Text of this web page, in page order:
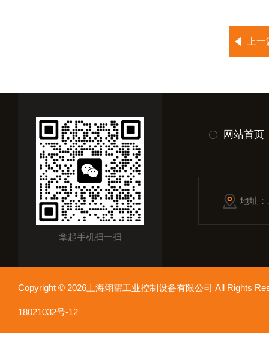
上
拿起手机扫一扫
网站首页
地址
Copyright © 2026上海翊霈工业控制设备有限公司 All Rights
18021032号-12